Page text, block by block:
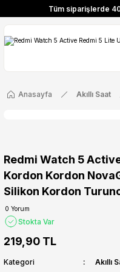
Tüm siparişlerde
Özel! YENI10 koduyla 400 TL
Tüm siparişlerde
Özel! YENI10 koduyla 400 TL
Anasayfa Akıllı Saat
Redmi Watch 5
Kordon Kordon
Silikon Kordon
0 Yorum
Stokta Var
219,90 TL
Kategori
Akıllı